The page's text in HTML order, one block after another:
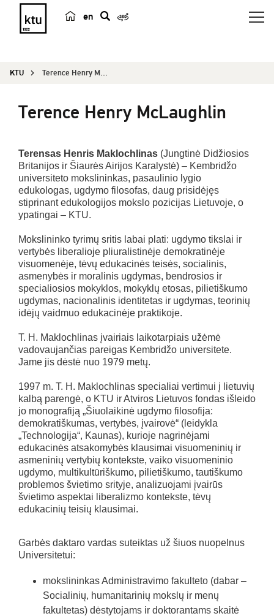
en
e
k
a
KTU Terence Henry McLaughlin
Terence Henry McLaughlin
Terensas Henris Maklochlinas (Jungtinė Didžiosios
Britanijos ir Šiaurės Airijos Karalystė) – Kembridžo
universiteto mokslininkas, pasaulinio lygio
edukologas, ugdymo filosofas, daug prisidėjęs
stiprinant edukologijos mokslo pozicijas Lietuvoje, o
ypatingai – KTU.
Mokslininko tyrimų sritis labai plati: ugdymo tikslai ir
vertybės liberalioje pliuralistinėje demokratinėje
visuomenėje, tėvų edukacinės teisės, socialinis,
asmenybės ir moralinis ugdymas, bendrosios ir
specialiosios mokyklos, mokyklų etosas, pilietiškumo
ugdymas, nacionalinis identitetas ir ugdymas, teorinių
idėjų vaidmuo edukacinėje praktikoje.
T. H. Maklochlinas įvairiais laikotarpiais užėmė
vadovaujančias pareigas Kembridžo universitete.
Jame jis dėstė nuo 1979 metų.
1997 m. T. H. Maklochlinas specialiai vertimui į lietuvių
kalbą parengė, o KTU ir Atviros Lietuvos fondas išleido
jo monografiją „Šiuolaikinė ugdymo filosofija:
demokratiškumas, vertybės, įvairovė“ (leidykla
„Technologija“, Kaunas), kurioje nagrinėjami
edukacinės atsakomybės klausimai visuomeninių ir
asmeninių vertybių kontekste, vaiko visuomeninio
ugdymo, multikultūriškumo, pilietiškumo, tautiškumo
problemos švietimo srityje, analizuojami įvairūs
švietimo aspektai liberalizmo kontekste, tėvų
edukacinių teisių klausimai.
Garbės daktaro vardas suteiktas už šiuos nuopelnus
Universitetui:
mokslininkas Administravimo fakulteto (dabar –
Socialinių, humanitarinių mokslų ir menų
fakultetas) dėstytojams ir doktorantams skaitė